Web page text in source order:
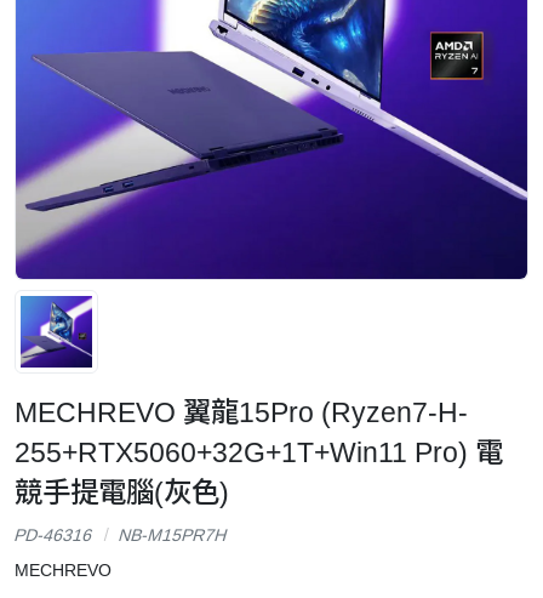
MECHREVO 翼龍15Pro (Ryzen7-H-
255+RTX5060+32G+1T+Win11 Pro) 電
競手提電腦(灰色)
PD-46316
NB-M15PR7H
MECHREVO